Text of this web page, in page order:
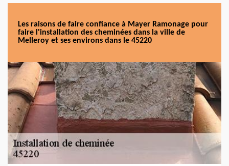
Les raisons de faire confiance à Mayer Ramonage pour
faire l'installation des cheminées dans la ville de
Melleroy et ses environs dans le 45220